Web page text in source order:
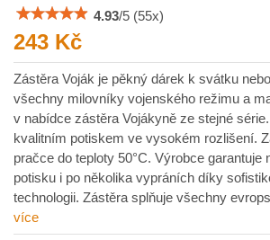
4.93/5 (55x)
243 Kč
Zástěra Voják je pěkný dárek k svátku
všechny milovníky vojenského režimu a
v nabídce zástěra Vojákyně ze stejné
kvalitním potiskem ve vysokém rozlišení.
pračce do teploty 50°C. Výrobce garantuje
potisku i po několika vypráních díky
technologii. Zástěra splňuje všechny
více